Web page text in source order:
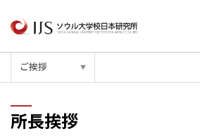
ご挨拶 ▼
所長挨拶